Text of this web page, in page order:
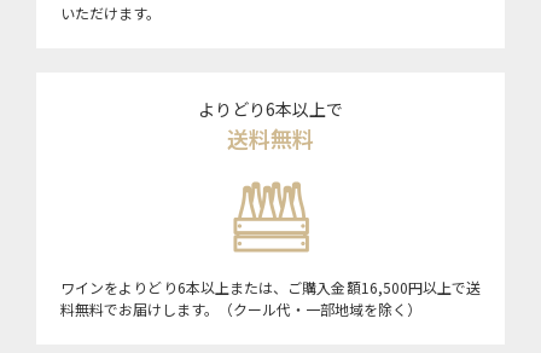
いただけます。
よりどり6本以上で
送料無料
ワインをよりどり6本以上または、ご購入金額16,500円以上で送
料無料でお届けします。（クール代・一部地域を除く）